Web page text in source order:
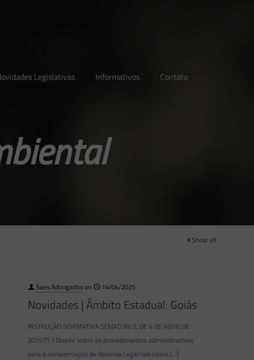
Legislativas Informativos Contato
Show all
Saes Advogadoson 14/04/2025
Novidades | Âmbito Estadual: Goiás
INSTRUÇÃO NORMATIVA SEMAD No 2, DE 4 DE ABRIL DE
2025 (*) 1 Dispõe sobre os procedimentos administrativos
para a compensação de Reserva Legal nos casos […]